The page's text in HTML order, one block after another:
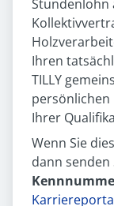
Stundenlohn
Ihren
TILLY
persönlichen
Ihrer
Wenn Sie
dann